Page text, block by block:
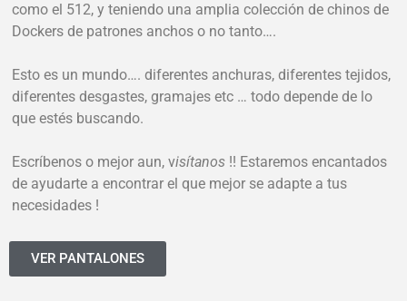
como el 512, y teniendo una amplia colección de chinos de
Dockers de patrones anchos o no tanto….
Esto es un mundo…. diferentes anchuras, diferentes tejidos,
diferentes desgastes, gramajes etc … todo depende de lo
que estés buscando.
Escríbenos o mejor aun, visítanos !! Estaremos encantados
de ayudarte a encontrar el que mejor se adapte a tus
necesidades !
VER PANTALONES